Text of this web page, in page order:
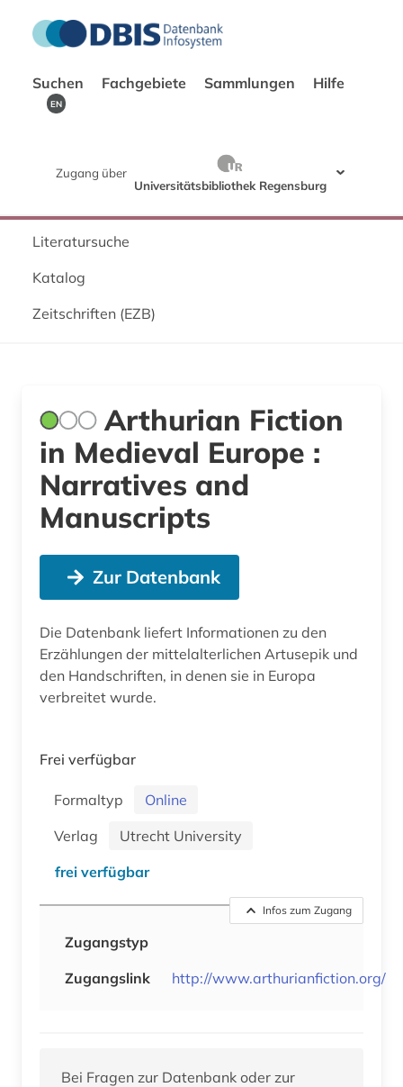
Suchen Fachgebiete Sammlungen Hilfe
EN
Zugang über
Universitätsbibliothek Regensburg
Literatursuche
Katalog
Zeitschriften (EZB)
Arthurian Fiction
in Medieval Europe :
Narratives and
Manuscripts
Zur Datenbank
Die Datenbank liefert Informationen zu den
Erzählungen der mittelalterlichen Artusepik und
den Handschriften, in denen sie in Europa
verbreitet wurde.
Frei verfügbar
Formaltyp
Online
Verlag
Utrecht University
frei verfügbar
Infos zum Zugang
Zugangstyp
Zugangslink
http://www.arthurianfiction.org/
Bei Fragen zur Datenbank oder zur